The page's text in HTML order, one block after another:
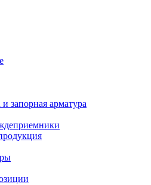
запорная арматура